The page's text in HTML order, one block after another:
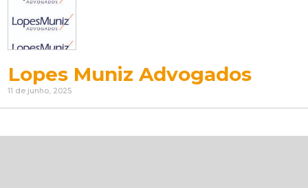
Lopes Muniz Advogados
11 de junho, 2025